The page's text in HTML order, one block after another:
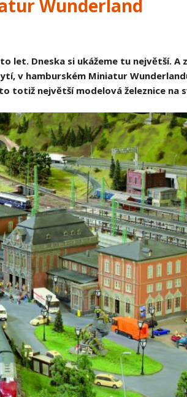
Wunderland
let. Dneska si ukážeme tu největší. A
v hamburském Miniatur
totiž největší modelová železnice na